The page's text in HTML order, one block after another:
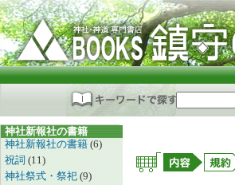
神社新報社の書籍
神社新報社の書籍 (6)
祝詞 (11)
神社祭式・祭祀 (9)